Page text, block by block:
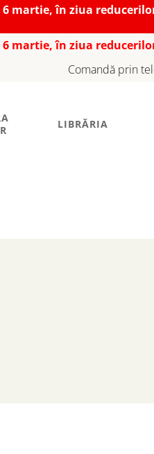
6 martie, în ziua
6 martie, în ziua
Comandă prin
LIBRĂRIA